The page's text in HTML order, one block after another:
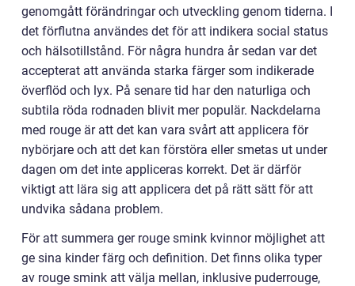
genomgått förändringar och utveckling genom tiderna. I
det förflutna användes det för att indikera social status
och hälsotillstånd. För några hundra år sedan var det
accepterat att använda starka färger som indikerade
överflöd och lyx. På senare tid har den naturliga och
subtila röda rodnaden blivit mer populär. Nackdelarna
med rouge är att det kan vara svårt att applicera för
nybörjare och att det kan förstöra eller smetas ut under
dagen om det inte appliceras korrekt. Det är därför
viktigt att lära sig att applicera det på rätt sätt för att
undvika sådana problem.
För att summera ger rouge smink kvinnor möjlighet att
ge sina kinder färg och definition. Det finns olika typer
av rouge smink att välja mellan, inklusive puderrouge,